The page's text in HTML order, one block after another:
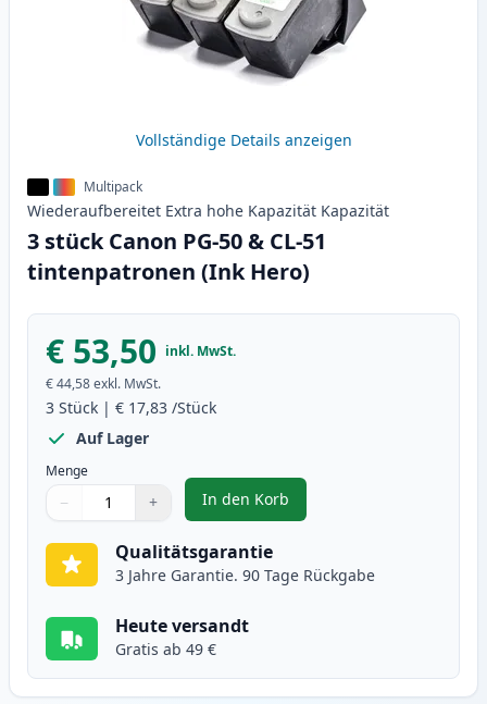
Vollständige Details anzeigen
Multipack
Wiederaufbereitet Extra hohe Kapazität Kapazität
3 stück Canon PG-50 & CL-51
tintenpatronen (Ink Hero)
€ 53,50 inkl. MwSt.
€ 44,58exkl. MwSt.
3 Stück | € 17,83 /Stück
Auf Lager
Menge
Verwenden Sie die Tasten, um anzupassen
− +
1
In den Korb
, 3 stück Canon PG-50 & CL-51
Qualitätsgarantie
3 Jahre Garantie. 90 Tage Rückgabe
Heute versandt
Gratis ab 49 €